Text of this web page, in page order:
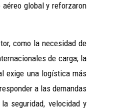
global y reforzaron
como la necesidad de
de carga; la
exige una logística más
a las demandas
seguridad, velocidad y